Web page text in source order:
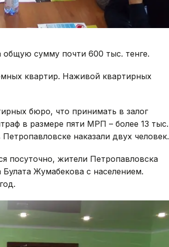
сумму почти 600 тыс. тенге.
квартир. Наживой квартирных
бюро, что принимать в залог
в размере пяти МРП – более 13 тыс.
наказали двух человек.
посуточно, жители Петропавловска
Жумабекова с населением.